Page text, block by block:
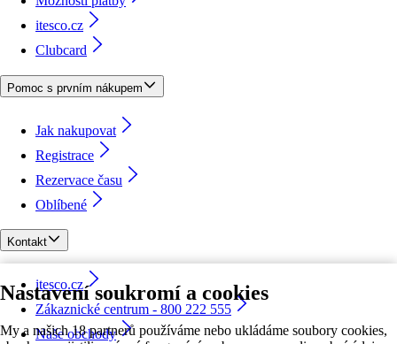
Nastavení soukromí a cookies
My a našich 18 partnerů používáme nebo ukládáme soubory cookies,
itesco.cz
Clubcard
Pomoc s prvním nákupem
Jak nakupovat
Registrace
Rezervace času
Oblíbené
Kontakt
itesco.cz
Zákaznické centrum - 800 222 555
Naše obchody